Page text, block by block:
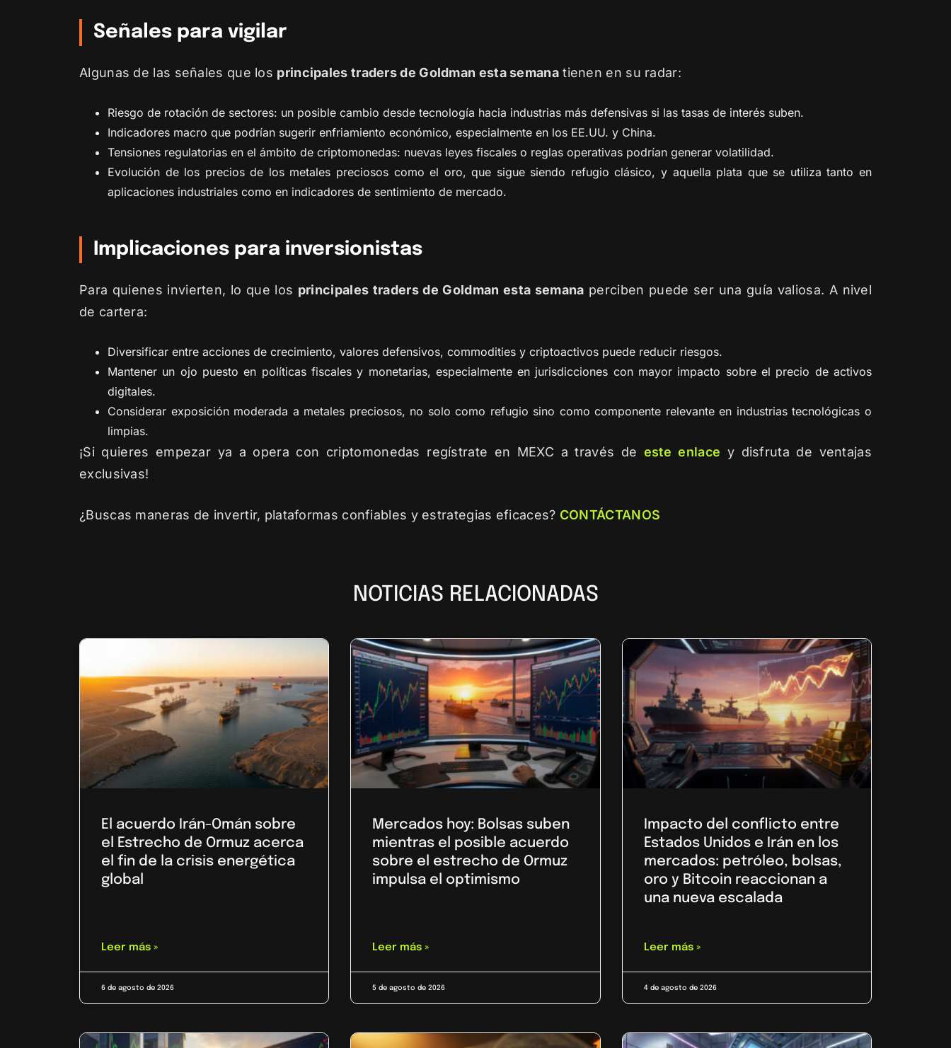
Señales para vigilar
Algunas de las señales que los principales traders de Goldman esta semanatienen en su radar:
Riesgo de rotación de sectores: un posible cambio desde tecnología hacia industrias más defensivas si las tasas de interés suben.
Indicadores macro que podrían sugerir enfriamiento económico, especialmente en los EE.UU. y China.
Tensiones regulatorias en el ámbito de criptomonedas: nuevas leyes fiscales o reglas operativas podrían generar volatilidad.
Evolución de los precios de los metales preciosos como el oro, que sigue siendo refugio clásico, y aquella plata que se utiliza tanto en
aplicaciones industriales como en indicadores de sentimiento de mercado.
Implicaciones para inversionistas
Para quienes invierten, lo que los principales traders de Goldman esta semana perciben puede ser una guía valiosa. A nivel
de cartera:
Diversificar entre acciones de crecimiento, valores defensivos, commodities y criptoactivos puede reducir riesgos.
Mantener un ojo puesto en políticas fiscales y monetarias, especialmente en jurisdicciones con mayor impacto sobre el precio de activos
digitales.
Considerar exposición moderada a metales preciosos, no solo como refugio sino como componente relevante en industrias tecnológicas o
limpias.
¡Si quieres empezar ya a opera con criptomonedas regístrate en MEXC a través de este enlace y disfruta de ventajas
exclusivas!
¿Buscas maneras de invertir, plataformas confiables y estrategias eficaces? CONTÁCTANOS
NOTICIAS RELACIONADAS
El acuerdo Irán-Omán sobre
el Estrecho de Ormuz acerca
el fin de la crisis energética
global
Leer más »
6 de agosto de 2026
Mercados hoy: Bolsas suben
mientras el posible acuerdo
sobre el estrecho de Ormuz
impulsa el optimismo
Leer más »
5 de agosto de 2026
Impacto del conflicto entre
Estados Unidos e Irán en los
mercados: petróleo, bolsas,
oro y Bitcoin reaccionan a
una nueva escalada
Leer más »
4 de agosto de 2026